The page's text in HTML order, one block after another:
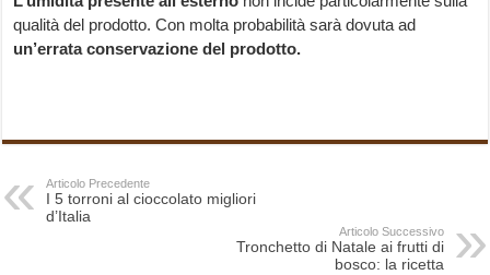
qualità del prodotto. Con molta probabilità sarà dovuta ad
un’errata conservazione del prodotto.
Articolo Precedente
I 5 torroni al cioccolato migliori
d’Italia
Articolo Successivo
Tronchetto di Natale ai frutti di
bosco: la ricetta